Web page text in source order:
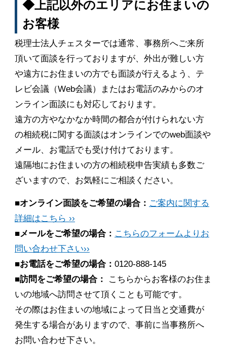
◆上記以外のエリアにお住まいの
お客様
税理士法人チェスターでは通常、事務所へご来所
頂いて面談を行っておりますが、外出が難しい方
や遠方にお住まいの方でも面談が行えるよう、テ
レビ会議（Web会議）またはお電話のみからのオ
ンライン面談にも対応しております。
遠方の方やなかなか時間の都合が付けられない方
の相続税に関する面談はオンラインでのweb面談や
メール、お電話でも受け付けております。
遠隔地にお住まいの方の相続税申告実績も多数ご
ざいますので、お気軽にご相談ください。
■オンライン面談をご希望の場合： ご案内に関する
詳細はこちら ››
■メールをご希望の場合： こちらのフォームよりお
問い合わせ下さい››
■お電話をご希望の場合： 0120-888-145
■訪問をご希望の場合：
こちらからお客様のお住ま
いの地域へ訪問させて頂くことも可能です。
その際はお住まいの地域によって日当と交通費が
発生する場合がありますので、事前に当事務所へ
お問い合わせ下さい。